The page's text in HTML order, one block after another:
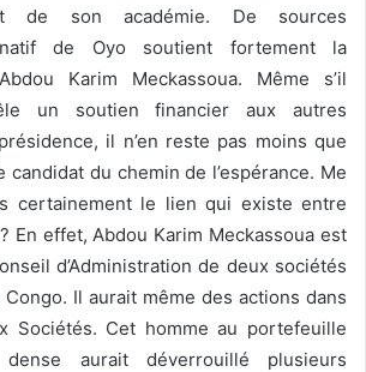
de son académie. De sources
de Oyo soutient fortement la
Karim Meckassoua. Même s’il
un soutien financier aux autres
il n’en reste pas moins que
du chemin de l’espérance. Me
certainement le lien qui existe entre
En effet, Abdou Karim Meckassoua est
d’Administration de deux sociétés
Il aurait même des actions dans
Sociétés. Cet homme au portefeuille
aurait déverrouillé plusieurs